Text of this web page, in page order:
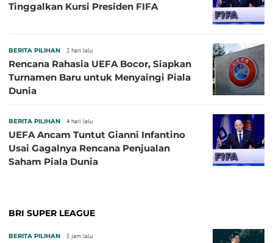
Tinggalkan Kursi Presiden FIFA
BERITA PILIHAN 2 hari lalu
Rencana Rahasia UEFA Bocor, Siapkan
Turnamen Baru untuk Menyaingi Piala
Dunia
BERITA PILIHAN 4 hari lalu
UEFA Ancam Tuntut Gianni Infantino
Usai Gagalnya Rencana Penjualan
Saham Piala Dunia
BRI SUPER LEAGUE
BERITA PILIHAN 5 jam lalu